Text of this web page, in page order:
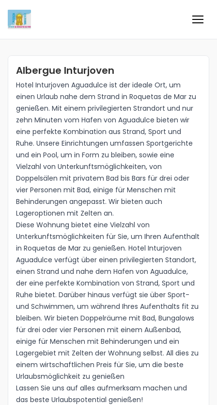
Información
Negocios
Colaboradores
Blog
Eventos
Ofertas e ideas para disfrutar
Idioma
Albergue Inturjoven
Hotel Inturjoven Aguadulce ist der ideale Ort, um
einen Urlaub nahe dem Strand in Roquetas de Mar zu
genießen. Mit einem privilegierten Strandort und nur
zehn Minuten vom Hafen von Aguadulce bieten wir
eine perfekte Kombination aus Strand, Sport und
Ruhe. Unsere Einrichtungen umfassen Sportgerichte
und ein Pool, um in Form zu bleiben, sowie eine
Vielzahl von Unterkunftsmöglichkeiten, von
Doppelsälen mit privatem Bad bis Bars für drei oder
vier Personen mit Bad, einige für Menschen mit
Behinderungen angepasst. Wir bieten auch
Lageroptionen mit Zelten an.
Diese Wohnung bietet eine Vielzahl von
Unterkunftsmöglichkeiten für Sie, um Ihren Aufenthalt
in Roquetas de Mar zu genießen. Hotel Inturjoven
Aguadulce verfügt über einen privilegierten Standort,
einen Strand und nahe dem Hafen von Aguadulce,
der eine perfekte Kombination von Strand, Sport und
Ruhe bietet. Darüber hinaus verfügt sie über Sport-
und Schwimmen, um während Ihres Aufenthalts fit zu
bleiben. Wir bieten Doppelräume mit Bad, Bungalows
für drei oder vier Personen mit einem Außenbad,
einige für Menschen mit Behinderungen und ein
Lagergebiet mit Zelten der Wohnung selbst. All dies zu
einem wirtschaftlichen Preis für Sie, um die beste
Urlaubsmöglichkeit zu genießen
Lassen Sie uns auf alles aufmerksam machen und
das beste Urlaubspotential genießen!